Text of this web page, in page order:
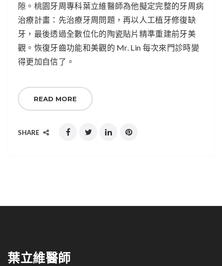
隙。桃園牙周專科葉立維醫師為他擬定完整的牙周病
治療計畫：先治療牙周問題，再以人工植牙修復缺
牙，最後透過全數位化的陶瓷貼片精準重建前牙美
觀。恢復牙齒功能和美觀的 Mr. Lin 每次來門診時變
得更加自信了。
READ MORE
SHARE
葉立維醫師